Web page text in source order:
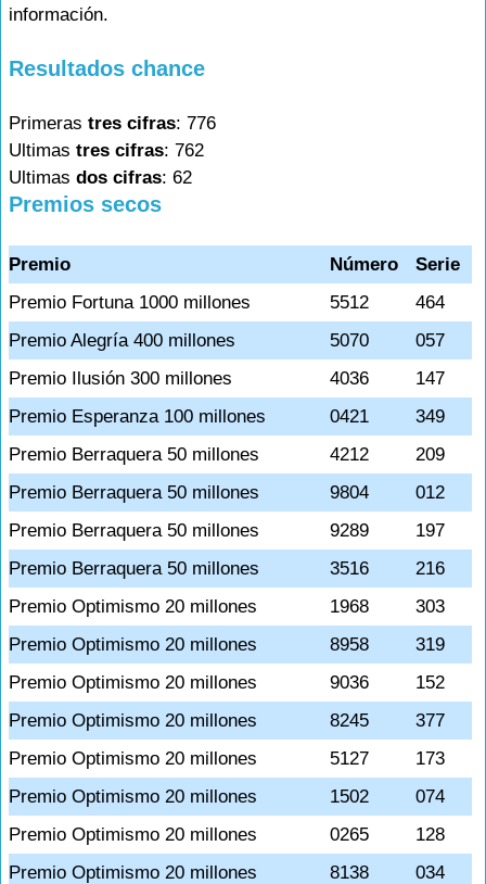
información.
Resultados chance
Primeras tres cifras: 776
Ultimas tres cifras: 762
Ultimas dos cifras: 62
Premios secos
Premio Número
Serie
Premio Fortuna 1000 millones
5512
464
Premio Alegría 400 millones
5070
057
Premio Ilusión 300 millones
4036
147
Premio Esperanza 100 millones
0421
349
Premio Berraquera 50 millones
4212
209
Premio Berraquera 50 millones
9804
012
Premio Berraquera 50 millones
9289
197
Premio Berraquera 50 millones
3516
216
Premio Optimismo 20 millones
1968
303
Premio Optimismo 20 millones
8958
319
Premio Optimismo 20 millones
9036
152
Premio Optimismo 20 millones
8245
377
Premio Optimismo 20 millones
5127
173
Premio Optimismo 20 millones
1502
074
Premio Optimismo 20 millones
0265
128
Premio Optimismo 20 millones
8138
034